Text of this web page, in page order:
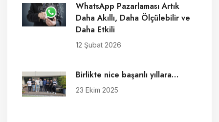
WhatsApp Pazarlaması Artık
Daha Akıllı, Daha Ölçülebilir ve
Daha Etkili
12 Şubat 2026
Birlikte nice başarılı yıllara…
23 Ekim 2025